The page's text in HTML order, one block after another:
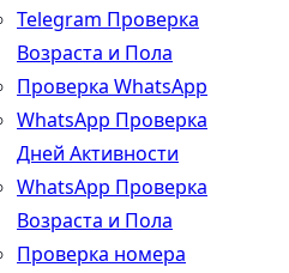
Telegram Проверка
Возраста и Пола
Проверка WhatsApp
WhatsApp Проверка
Дней Активности
WhatsApp Проверка
Возраста и Пола
Проверка номера